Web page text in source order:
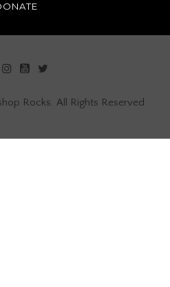
Rocks. All Rights Reserved